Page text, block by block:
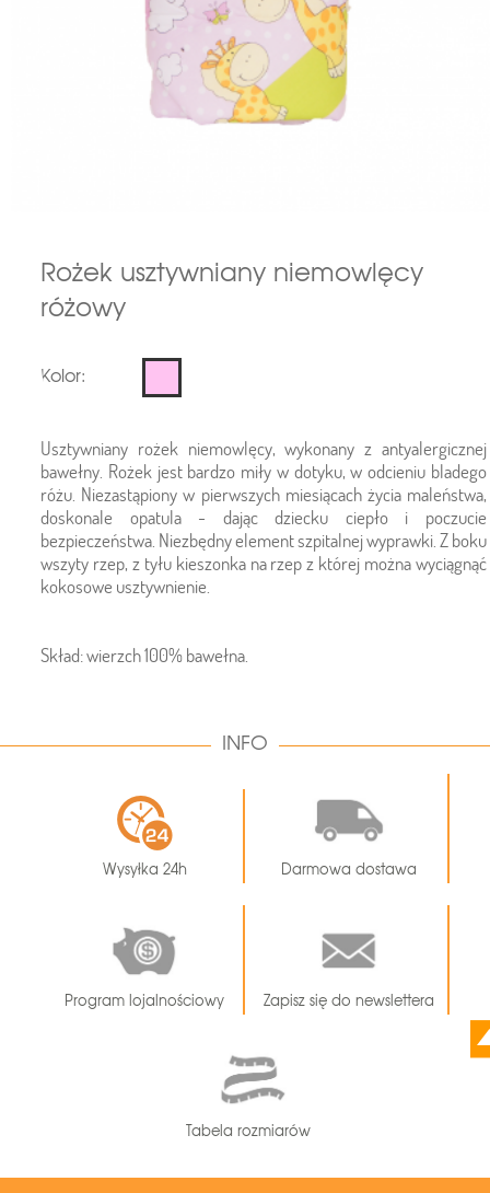
Rożek usztywniany niemowlęcy
różowy
Kolor:
Usztywniany rożek niemowlęcy, wykonany z antyalergicznej
bawełny. Rożek jest bardzo miły w dotyku, w odcieniu bladego
różu. Niezastąpiony w pierwszych miesiącach życia maleństwa,
doskonale opatula - dając dziecku ciepło i poczucie
bezpieczeństwa. Niezbędny element szpitalnej wyprawki. Z boku
wszyty rzep, z tyłu kieszonka na rzep z której można wyciągnąć
kokosowe usztywnienie.
Skład: wierzch 100% bawełna.
INFO
Wysyłka 24h Darmowa dostawa
Program lojalnościowy Zapisz się do newslettera
Tabela rozmiarów